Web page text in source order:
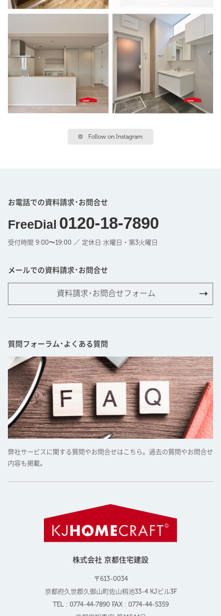
Follow on Instagram
お電話での資料請求･お問合せ
FreeDial 0120-18-7890
受付時間 9:00〜19:00 ／ 定休日 水曜日・第3火曜日
メールでの資料請求･お問合せ
資料請求･お問合せフォーム
質問フォーラム･よくある質問
弊社サービスに関する質問やお問合せはこちら。過去の質問やお問合せ
内容も掲載。
株式会社 京都住宅建設
〒613-0034
京都府久世郡久御山町佐山籾池33-4 KJビル3F
TEL : 0774-44-7890 FAX : 0774-44-5359